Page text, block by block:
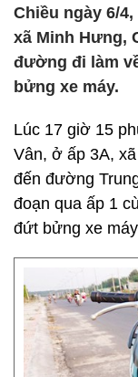
Chiều ngày 6/
xã Minh Hưng,
đường đi làm
bửng xe máy.
Lúc 17 giờ 15
Vân, ở ấp 3A,
đến đường
đoạn qua ấp 1
đứt bửng xe